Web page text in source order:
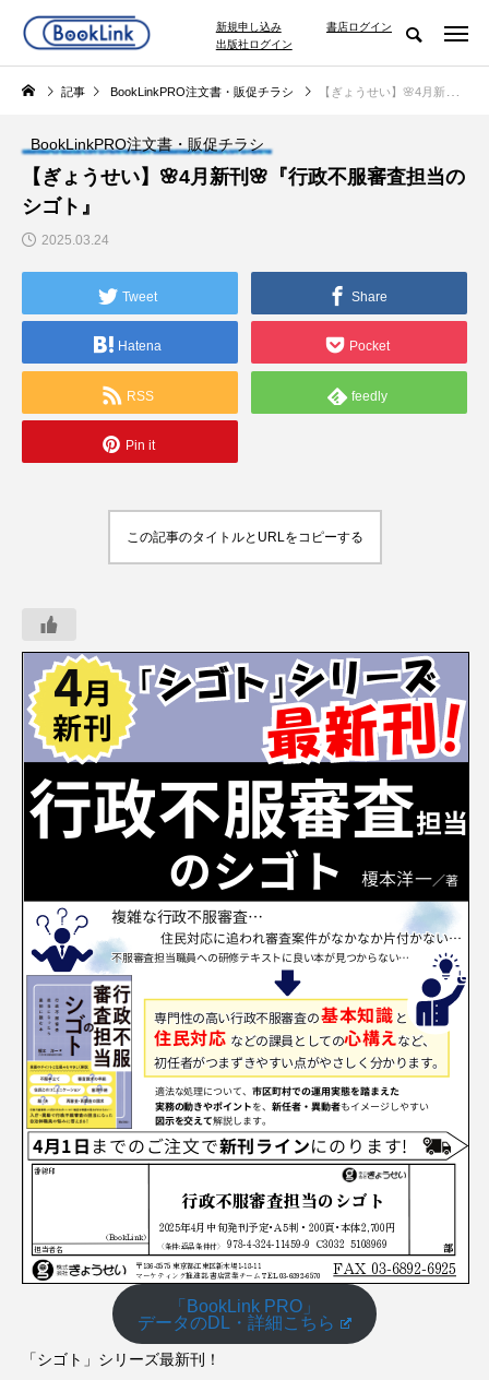
新規申し込み
書店ログイン
出版社ログイン
記事 BookLinkPRO注文書・販促チラシ 【ぎょうせい】🌸4月新刊🌸『行政不服審査担当のシゴト』
BookLinkPRO注文書・販促チラシ
【ぎょうせい】🌸4月新刊🌸『行政不服審査担当の
シゴト』
2025.03.24
Tweet Share
Hatena Pocket
RSS feedly
Pin it
この記事のタイトルとURLをコピーする
「BookLink PRO」
データのDL・詳細こちら
「シゴト」シリーズ最新刊！